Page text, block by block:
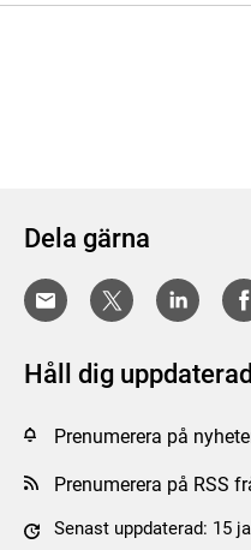
Dela gärna
Håll dig
Prenumerera på
Prenumerera på RSS
Senast uppdaterad: 15